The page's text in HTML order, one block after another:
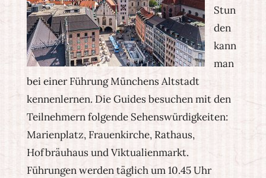
Stun
den
kann
man
bei einer Führung Münchens Altstadt
kennenlernen. Die Guides besuchen mit den
Teilnehmern folgende Sehenswürdigkeiten:
Marienplatz, Frauenkirche, Rathaus,
Hofbräuhaus und Viktualienmarkt.
Führungen werden täglich um 10.45 Uhr